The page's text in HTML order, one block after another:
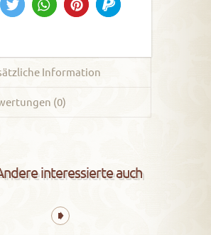
Information
(0)
interessierte auch